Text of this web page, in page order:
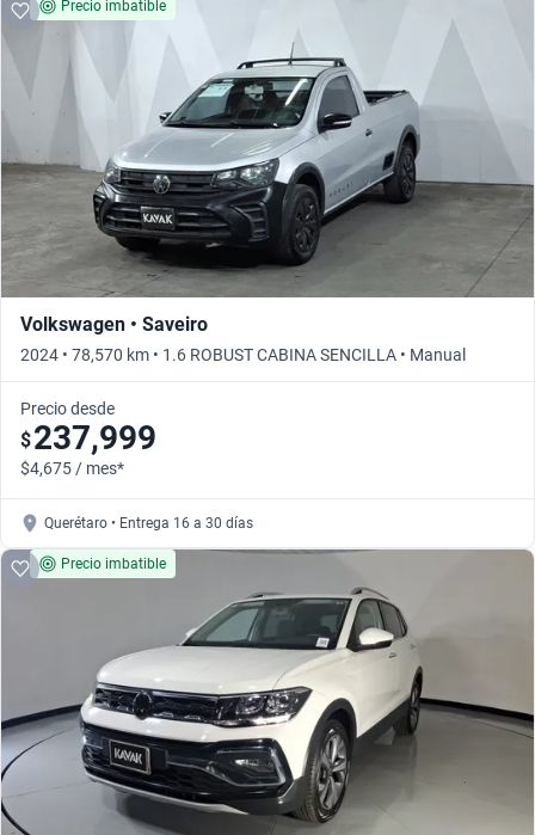
Precio imbatible
Volkswagen • Saveiro
2024 • 78,570 km • 1.6 ROBUST CABINA SENCILLA • Manual
Precio desde
$237,999
$4,675 / mes*
Querétaro • Entrega 16 a 30 días
Precio imbatible